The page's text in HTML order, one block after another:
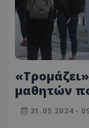
μαθητών
υψηλές
μας
31.05.2024 -